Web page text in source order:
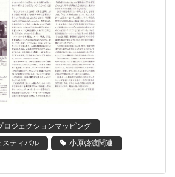
ロジェクションマッピング
スティバル 小原啓渡関連